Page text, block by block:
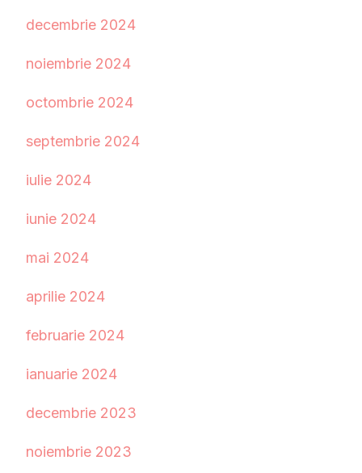
decembrie 2024
noiembrie 2024
octombrie 2024
septembrie 2024
iulie 2024
iunie 2024
mai 2024
aprilie 2024
februarie 2024
ianuarie 2024
decembrie 2023
noiembrie 2023